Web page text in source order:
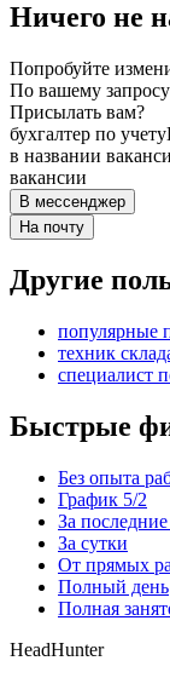
Ничего не
Попробуйте
По вашему
Присылать вам?
бухгалтер по учету
в названии
вакансии
В мессенджер
На почту
Другие
популярные
техник
специалист
Быстрые
Без опыта
График 5/2
За
За сутки
От прямых
Полный день
Полная
HeadHunter